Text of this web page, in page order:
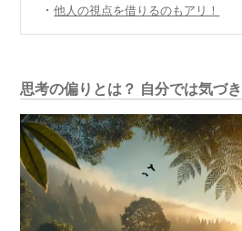
・他人の視点を借りるのもアリ！
思考の偏りとは？ 自分では気づ